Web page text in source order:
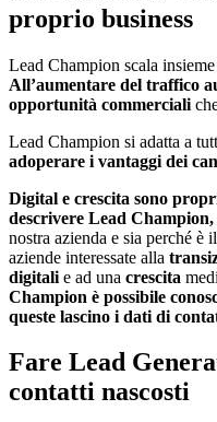
proprio business
Lead Champion scala
All’aumentare del traffico
opportunità commerciali
Lead Champion si adatta a
adoperare i vantaggi dei
Digital e crescita sono
descrivere Lead Champion,
nostra azienda e sia perché
aziende interessate alla
digitali e ad una crescita
Champion è possibile
queste lascino i dati di
Fare Lead
contatti nascosti